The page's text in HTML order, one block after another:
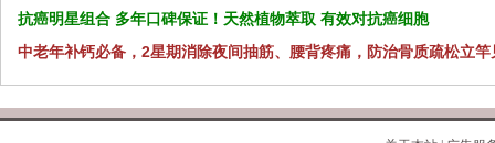
抗癌明星组合 多年口碑保证！天然植物萃取 有效对抗癌细胞
中老年补钙必备，2星期消除夜间抽筋、腰背疼痛，防治骨质疏松立竿